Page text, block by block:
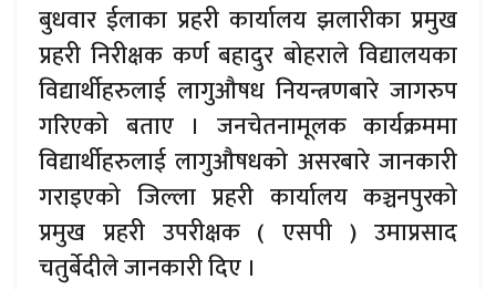
बुधवार ईलाका प्रहरी कार्यालय झलारीका प्रमुख
प्रहरी निरीक्षक कर्ण बहादुर बोहराले विद्यालयका
विद्यार्थीहरुलाई लागुऔषध नियन्त्रणबारे जागरुप
गरिएको बताए । जनचेतनामूलक कार्यक्रममा
विद्यार्थीहरुलाई लागुऔषधको असरबारे जानकारी
गराइएको जिल्ला प्रहरी कार्यालय कञ्चनपुरको
प्रमुख प्रहरी उपरीक्षक ( एसपी ) उमाप्रसाद
चतुर्बेदीले जानकारी दिए ।